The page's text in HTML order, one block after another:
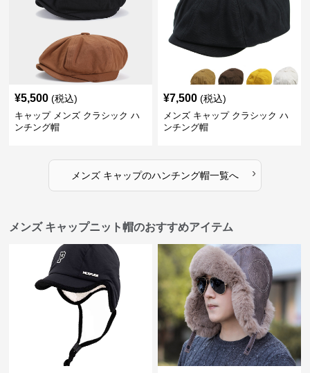
¥5,500 (税込)
キャップ メンズ クラシック ハ
ンチング帽
¥7,500 (税込)
メンズ キャップ クラシック ハ
ンチング帽
メンズ キャップのハンチング帽一覧へ ›
メンズ キャップニット帽のおすすめアイテム